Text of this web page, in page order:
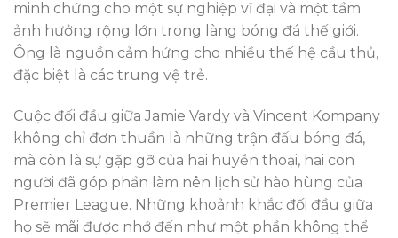
minh chứng cho một sự nghiệp vĩ đại và một tầm
ảnh hưởng rộng lớn trong làng bóng đá thế giới.
Ông là nguồn cảm hứng cho nhiều thế hệ cầu thủ,
đặc biệt là các trung vệ trẻ.
Cuộc đối đầu giữa Jamie Vardy và Vincent Kompany
không chỉ đơn thuần là những trận đấu bóng đá,
mà còn là sự gặp gỡ của hai huyền thoại, hai con
người đã góp phần làm nên lịch sử hào hùng của
Premier League. Những khoảnh khắc đối đầu giữa
họ sẽ mãi được nhớ đến như một phần không thể